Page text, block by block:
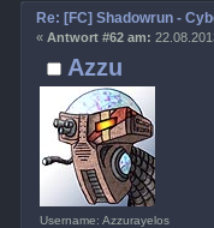
Azzu
Username: Azzurayelos
Re: [FC] Shadowrun -
« Antwort #62 am: